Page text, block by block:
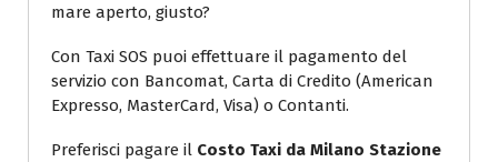
mare aperto, giusto?
Con Taxi SOS puoi effettuare il pagamento del
servizio con Bancomat, Carta di Credito (American
Expresso, MasterCard, Visa) o Contanti.
Preferisci pagare il Costo Taxi da Milano Stazione